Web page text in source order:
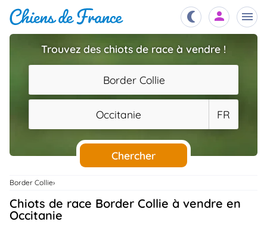
Chiots
Éleveurs
Étalons
Chiens
Services
Trouvez des chiots de race à vendre !
Border Collie
Occitanie FR
Chercher
Border Collie
Chiots de race Border Collie à vendre en
Occitanie